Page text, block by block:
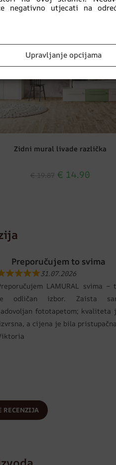
negativno utjecati na
Upravljanje opcijama
AKCIJA!
Zidni mural livade različka
€ 14.90
Preporučujem to svima
31.07.2026
LAMURAL svima –
odličan izbor. Zaista
fototapetom; kvaliteta
a cijena je bila
RECENZIJA